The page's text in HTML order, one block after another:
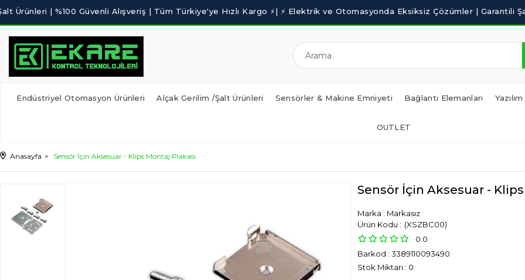
Endüstriyel Otomasyon Ürünleri Alçak Gerilim /Şalt Ürünleri Sensörler & Makine Emniyeti Bağlantı Elemanları
OUTLET
Anasayfa Sensör İçin Aksesuar - Klips Montaj Plakası
Sensör İçin Aksesuar -
Marka : Markasız
(XSZBC00)
0.0
Barkod : 3389110093490
Stok Miktarı : 0